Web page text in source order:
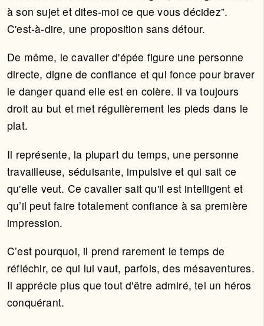
à son sujet et dites-moi ce que vous décidez”.
C'est-à-dire, une proposition sans détour.
De même, le cavalier d'épée figure une personne
directe, digne de confiance et qui fonce pour braver
le danger quand elle est en colère. Il va toujours
droit au but et met régulièrement les pieds dans le
plat.
Il représente, la plupart du temps, une personne
travailleuse, séduisante, impulsive et qui sait ce
qu'elle veut. Ce cavalier sait qu'il est intelligent et
qu’il peut faire totalement confiance à sa première
impression.
C’est pourquoi, il prend rarement le temps de
réfléchir, ce qui lui vaut, parfois, des mésaventures.
Il apprécie plus que tout d'être admiré, tel un héros
conquérant.